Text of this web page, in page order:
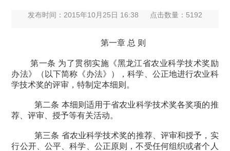
发布时间：2015年10月25日 16:38 点击数量： 5192
第一章 总 则
第一条 为了贯彻实施《黑龙江省农业科学技术奖励
办法》（以下简称《办法》），科学、公正地进行农业科
学技术奖的评审，特制定本细则。
第二条 本细则适用于省农业科学技术奖各奖项的推
荐、评审、授予等有关活动。
第三条 省农业科学技术奖的推荐、评审和授予，实
行公开、公平、科学、公正原则，不受任何组织或者个人